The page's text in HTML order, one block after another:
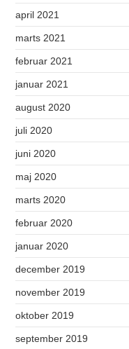
april 2021
marts 2021
februar 2021
januar 2021
august 2020
juli 2020
juni 2020
maj 2020
marts 2020
februar 2020
januar 2020
december 2019
november 2019
oktober 2019
september 2019